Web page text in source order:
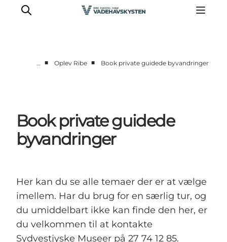
Oplev Fanø
Oplev Mandø
Oplev Vadehavet
… ■ Oplev Ribe ■ Book private guidede byvandringer
Book private guidede
byvandringer
Her kan du se alle temaer der er at vælge
imellem. Har du brug for en særlig tur, og
du umiddelbart ikke kan finde den her, er
du velkommen til at kontakte
Sydvestjyske Museer på 27 74 12 85.